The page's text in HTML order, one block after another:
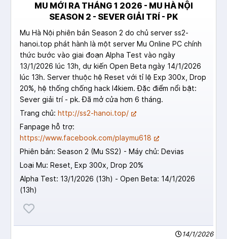
MU MỚI RA THÁNG 1 2026 - MU HÀ NỘI
SEASON 2 - SEVER GIẢI TRÍ - PK
Mu Hà Nội phiên bản Season 2 do chủ server ss2-
hanoi.top phát hành là một server Mu Online PC chính
thức bước vào giai đoạn Alpha Test vào ngày
13/1/2026 lúc 13h, dự kiến Open Beta ngày 14/1/2026
lúc 13h. Server thuộc hệ Reset với tỉ lệ Exp 300x, Drop
20%, hệ thống chống hack I4kiem. Đặc điểm nổi bật:
Sever giải trí - pk. Đã mở cửa hơn 6 tháng.
Trang chủ: http://ss2-hanoi.top/
Fanpage hỗ trợ:
https://www.facebook.com/playmu618
Phiên bản: Season 2 (Mu SS2) - Máy chủ: Devias
Loại Mu: Reset, Exp 300x, Drop 20%
Alpha Test: 13/1/2026 (13h) - Open Beta: 14/1/2026
(13h)
14/1/2026